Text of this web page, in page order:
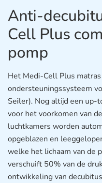
Anti-
Cell Plus
pomp
Het Medi-Cell Plus
ondersteuningssysteem
Seiler). Nog altijd een up-
voor het voorkomen van
luchtkamers worden
opgeblazen en
welke het lichaam van de
verschuift 50% van de
ontwikkeling van